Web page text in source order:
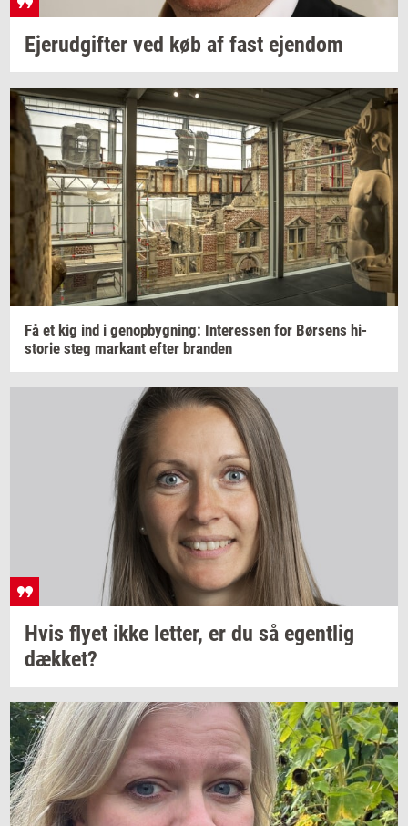
Ejer­ud­gif­ter ved køb af fast ejen­dom
Få et kig ind i genop­byg­ning: In­ter­es­sen for Bør­sens hi­
sto­rie steg mar­kant efter bran­den
Hvis flyet ikke let­ter, er du så egent­lig
dæk­ket?